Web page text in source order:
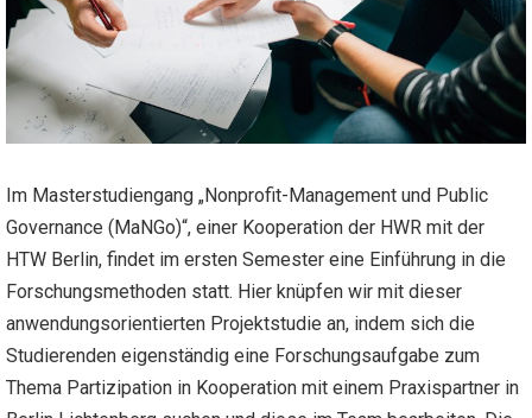
Im Masterstudiengang „Nonprofit-Management und Public
Governance (MaNGo)“, einer Kooperation der HWR mit der
HTW Berlin, findet im ersten Semester eine Einführung in die
Forschungsmethoden statt. Hier knüpfen wir mit dieser
anwendungsorientierten Projektstudie an, indem sich die
Studierenden eigenständig eine Forschungsaufgabe zum
Thema Partizipation in Kooperation mit einem Praxispartner in